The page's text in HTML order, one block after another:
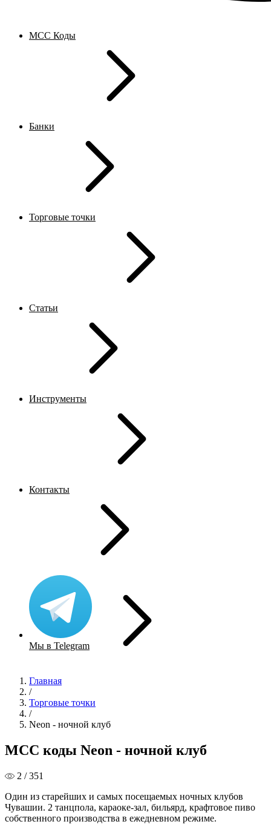
MCC Коды
Банки
Торговые точки
Статьи
Инструменты
Контакты
Мы в Telegram
Главная
/
Торговые точки
/
Neon - ночной клуб
MCC коды Neon - ночной клуб
2 / 351
Один из старейших и самых посещаемых ночных клубов
Чувашии. 2 танцпола, караоке-зал, бильярд, крафтовое пиво
собственного производства в ежедневном режиме.